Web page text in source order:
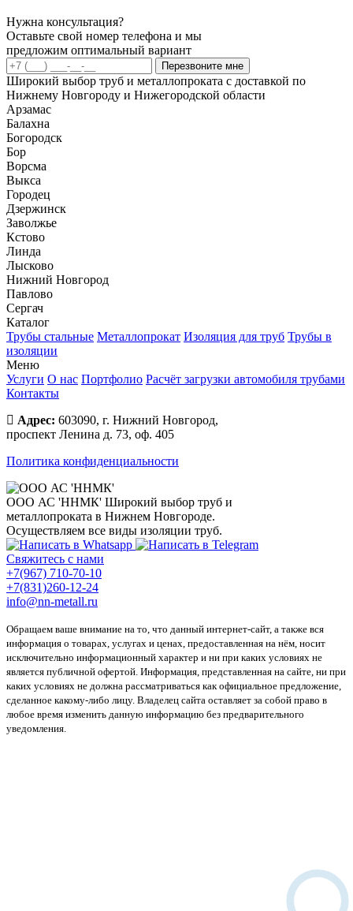
Нужна консультация?
Оставьте свой номер телефона и мы
предложим оптимальный вариант
Перезвоните мне
Широкий выбор труб и металлопроката с доставкой по
Нижнему Новгороду и Нижегородской области
Арзамас
Балахна
Богородск
Бор
Ворсма
Выкса
Городец
Дзержинск
Заволжье
Кстово
Линда
Лысково
Нижний Новгород
Павлово
Сергач
Каталог
Трубы стальные Металлопрокат Изоляция для труб Трубы в
изоляции
Меню
Услуги О нас Портфолио Расчёт загрузки автомобиля трубами
Контакты
Адрес: 603090, г. Нижний Новгород,
проспект Ленина д. 73, оф. 405
Политика конфиденциальности
ООО АС 'ННМК' Широкий выбор труб и
металлопроката в Нижнем Новгороде.
Осуществляем все виды изоляции труб.
Свяжитесь с нами
+7(967) 710-70-10
+7(831)260-12-24
info@nn-metall.ru
Обращаем ваше внимание на то, что данный интернет-сайт, а также вся
информация о товарах, услугах и ценах, предоставленная на нём, носит
исключительно информационный характер и ни при каких условиях не
является публичной офертой. Информация, представленная на сайте, ни при
каких условиях не должна рассматриваться как официальное предложение,
сделанное какому-либо лицу. Владелец сайта оставляет за собой право в
любое время изменить данную информацию без предварительного
уведомления.